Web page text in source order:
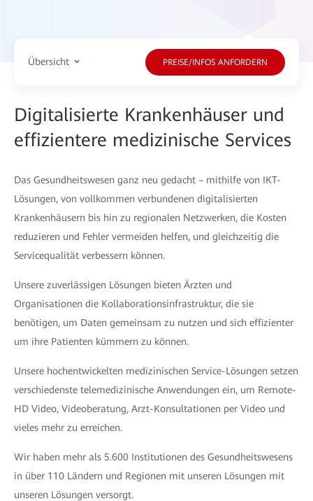
Übersicht PREISE/INFOS ANFORDERN
Digitalisierte Krankenhäuser und
effizientere medizinische Services
Das Gesundheitswesen ganz neu gedacht – mithilfe von IKT-
Lösungen, von vollkommen verbundenen digitalisierten
Krankenhäusern bis hin zu regionalen Netzwerken, die Kosten
reduzieren und Fehler vermeiden helfen, und gleichzeitig die
Servicequalität verbessern können.
Unsere zuverlässigen Lösungen bieten Ärzten und
Organisationen die Kollaborationsinfrastruktur, die sie
benötigen, um Daten gemeinsam zu nutzen und sich effizienter
um ihre Patienten kümmern zu können.
Unsere hochentwickelten medizinischen Service-Lösungen setzen
verschiedenste telemedizinische Anwendungen ein, um Remote-
HD Video, Videoberatung, Arzt-Konsultationen per Video und
vieles mehr zu erreichen.
Wir haben mehr als 5.600 Institutionen des Gesundheitswesens
in über 110 Ländern und Regionen mit unseren Lösungen mit
unseren Lösungen versorgt.